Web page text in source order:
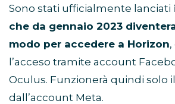
Sono stati ufficialmente lanciati
che da gennaio 2023
modo per accedere a Horizon
l’acceso tramite account
Oculus. Funzionerà quindi solo
dall’account Meta.